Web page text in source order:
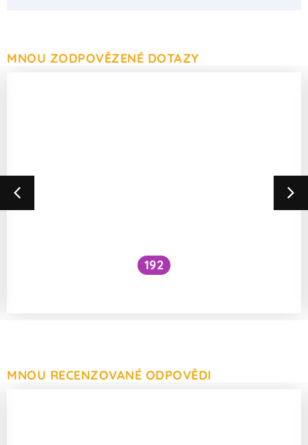
MNOU ZODPOVĚZENÉ DOTAZY
192
MNOU RECENZOVANÉ ODPOVĚDI